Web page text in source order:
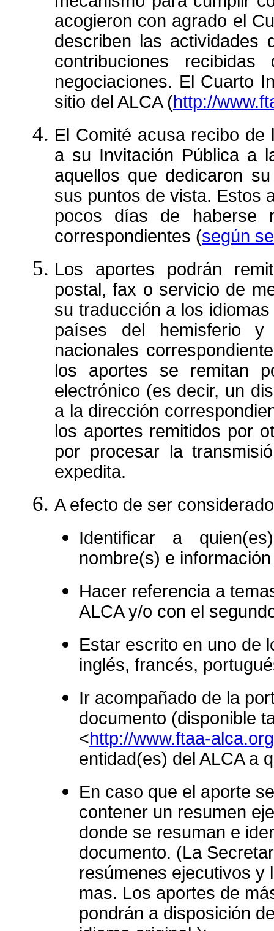
acogieron con agrado el
describen las
contribuciones
negociaciones. El Cuarto
sitio del ALCA (http://
El Comité acusa recibo
a su Invitación Pública a
aquellos que dedicaron
sus puntos de vista. Estos
pocos días de haberse
correspondientes (según
Los aportes podrán
postal, fax o servicio de
su traducción a los
países del hemisferio
nacionales
los aportes se remitan
electrónico (es decir, un
a la dirección
los aportes remitidos por
por procesar la
expedita.
A efecto de ser
Identificar a
nombre(s) e
Hacer referencia a
ALCA y/o con el
Estar escrito en uno de
inglés, francés,
Ir acompañado de la
documento (disponible
<http://www.ftaa-alca.org
entidad(es) del ALCA a
En caso que el aporte
contener un resumen
donde se resuman e
documento. (La
resúmenes ejecutivos y
mas. Los aportes de
pondrán a disposición